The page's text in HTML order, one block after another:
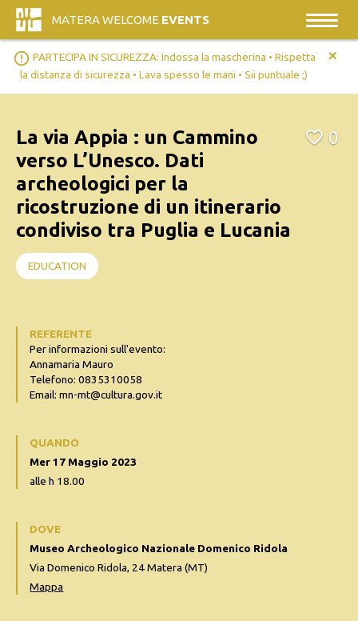
MATERA WELCOME EVENTS
error_outline PARTECIPA IN SICUREZZA: Indossa la mascherina • Rispetta
la distanza di sicurezza • Lava spesso le mani • Sii puntuale ;)
+
La via Appia : un Cammino
verso L’Unesco. Dati
archeologici per la
ricostruzione di un itinerario
condiviso tra Puglia e Lucania
0
EDUCATION
REFERENTE
Per informazioni sull'evento:
Annamaria Mauro
Telefono: 0835310058
Email: mn-mt@cultura.gov.it
QUANDO
Mer 17 Maggio 2023
alle h 18.00
DOVE
Museo Archeologico Nazionale Domenico Ridola
Via Domenico Ridola, 24 Matera (MT)
Mappa